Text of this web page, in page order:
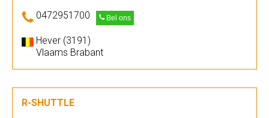
0472951700 Bel ons
Hever (3191)
Vlaams Brabant
R-SHUTTLE